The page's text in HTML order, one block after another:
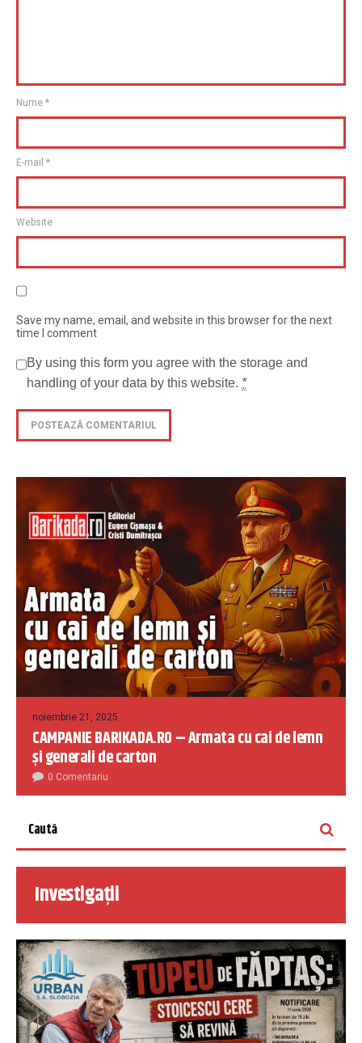
Nume *
E-mail *
Website
Save my name, email, and website in this browser for the next
time I comment
By using this form you agree with the storage and
handling of your data by this website. *
noiembrie 21, 2025
CAMPANIE BARIKADA.RO – Armata cu cai de lemn
și generali de carton
0 Comentariu
Investigații